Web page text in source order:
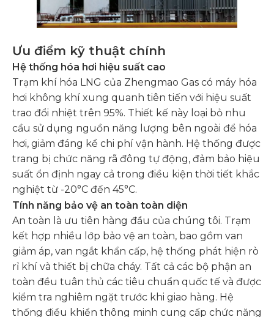
Ưu điểm kỹ thuật chính
Hệ thống hóa hơi hiệu suất cao
Trạm khí hóa LNG của Zhengmao Gas có máy hóa
hơi không khí xung quanh tiên tiến với hiệu suất
trao đổi nhiệt trên 95%. Thiết kế này loại bỏ nhu
cầu sử dụng nguồn năng lượng bên ngoài để hóa
hơi, giảm đáng kể chi phí vận hành. Hệ thống được
trang bị chức năng rã đông tự động, đảm bảo hiệu
suất ổn định ngay cả trong điều kiện thời tiết khắc
nghiệt từ -20°C đến 45°C.
Tính năng bảo vệ an toàn toàn diện
An toàn là ưu tiên hàng đầu của chúng tôi. Trạm
kết hợp nhiều lớp bảo vệ an toàn, bao gồm van
giảm áp, van ngắt khẩn cấp, hệ thống phát hiện rò
rỉ khí và thiết bị chữa cháy. Tất cả các bộ phận an
toàn đều tuân thủ các tiêu chuẩn quốc tế và được
kiểm tra nghiêm ngặt trước khi giao hàng. Hệ
thống điều khiển thông minh cung cấp chức năng